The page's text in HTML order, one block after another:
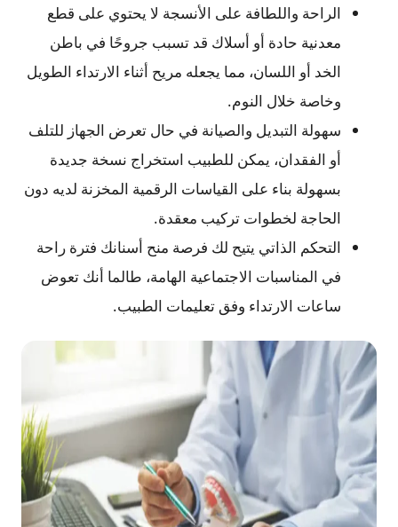
الراحة واللطافة على الأنسجة لا يحتوي على قطع
معدنية حادة أو أسلاك قد تسبب جروحًا في باطن
الخد أو اللسان، مما يجعله مريح أثناء الارتداء الطويل
وخاصة خلال النوم.
سهولة التبديل والصيانة في حال تعرض الجهاز للتلف
أو الفقدان، يمكن للطبيب استخراج نسخة جديدة
بسهولة بناء على القياسات الرقمية المخزنة لديه دون
الحاجة لخطوات تركيب معقدة.
التحكم الذاتي يتيح لك فرصة منح أسنانك فترة راحة
في المناسبات الاجتماعية الهامة، طالما أنك تعوض
ساعات الارتداء وفق تعليمات الطبيب.